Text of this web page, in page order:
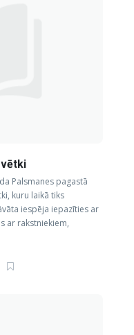
Palsmanes pagastā
kuru laikā tiks
iespēja iepazīties ar
ar rakstniekiem,